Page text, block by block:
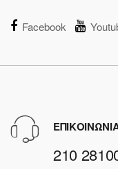
Facebook
210